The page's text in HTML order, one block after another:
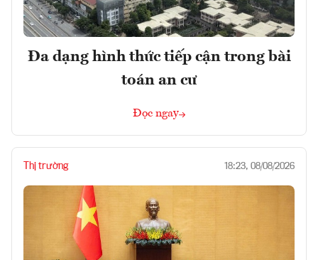
Đa dạng hình thức tiếp cận trong bài
toán an cư
Đọc ngay
Thị trường 18:23, 08/08/2026